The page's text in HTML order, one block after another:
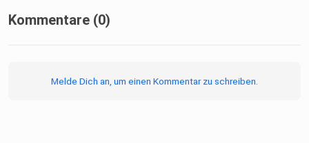
Kommentare (0)
Melde Dich an, um einen Kommentar zu schreiben.